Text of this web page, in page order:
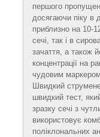
першого
досягаючи піку в
приблизно на 10-
сечі, так і в
зачаття, а також
концентрації на
чудовим маркером
Швидкий
швидкий тест,
зразку сечі з
використовує
поліклональних